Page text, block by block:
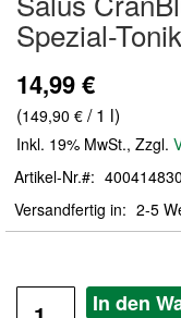
der
Bildergalerie
Spezial-
14,99 €
(149,90 € / 1 l)
Inkl. 19% MwSt., Zzgl.
Artikel-Nr.
Versandfertig in
2-5
In den